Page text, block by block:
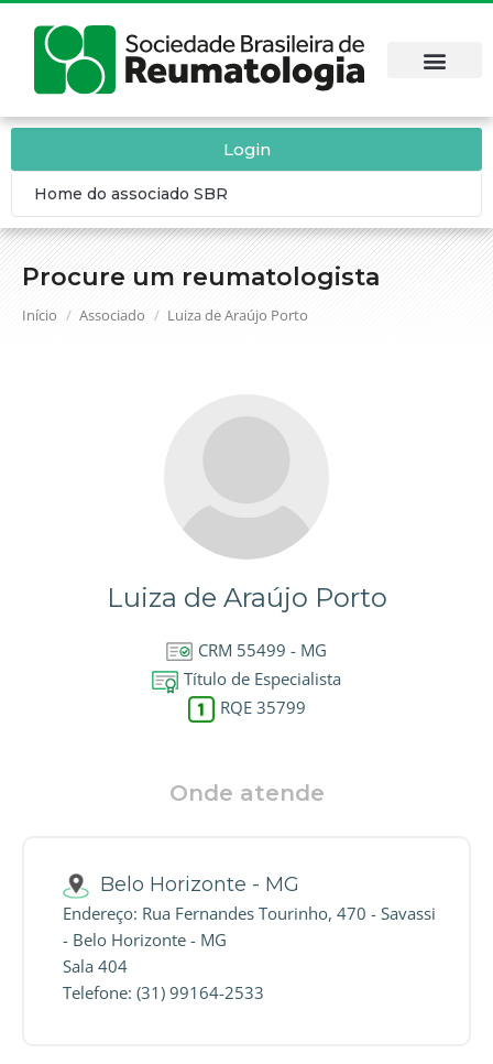
Procure um reumatologista
Você está aqui:
Início Associado Luiza de Araújo Porto
Login
Home do associado SBR
Luiza de Araújo Porto
CRM 55499 - MG
Título de Especialista
RQE 35799
Onde atende
Belo Horizonte - MG
Endereço: Rua Fernandes Tourinho, 470 - Savassi
- Belo Horizonte - MG
Sala 404
Telefone: (31) 99164-2533